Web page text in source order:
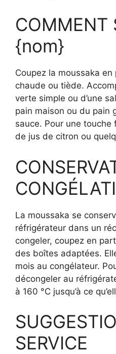
COMMENT
{nom}
Coupez la moussaka
chaude ou tiède.
verte simple ou d’une
pain maison ou du pain
sauce. Pour une
de jus de citron ou
La moussaka se
réfrigérateur dans un
congeler, coupez en
des boîtes adaptées.
mois au congélateur.
décongeler au
à 160 °C jusqu’à ce
SERVICE